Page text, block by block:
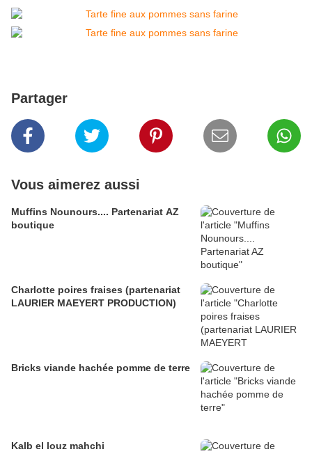
Partager
Vous aimerez aussi
Muffins Nounours.... Partenariat AZ
boutique
Charlotte poires fraises (partenariat
LAURIER MAEYERT PRODUCTION)
Bricks viande hachée pomme de terre
Kalb el louz mahchi